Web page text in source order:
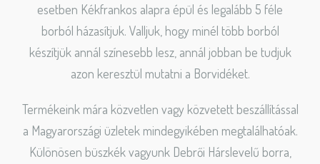
esetben Kékfrankos alapra épül és legalább 5 féle
borból házasítjuk. Valljuk, hogy minél több borból
készítjük annál színesebb lesz, annál jobban be tudjuk
azon keresztül mutatni a Borvidéket.
Termékeink mára közvetlen vagy közvetett beszállítással
a Magyarországi üzletek mindegyikében megtalálhatóak.
Különösen büszkék vagyunk Debrői Hárslevelű borra,